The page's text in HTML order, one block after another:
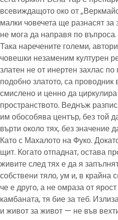
всевиждащото око от
малки човечета ще разнасят
не мога да направя по въпроса.
Така наречените големи,
човешки незаменим културен
златен не от инертен захлас по
подобно златото, са проводник
смислено и ценно да
пространството. Веднъж
им обособява център, без той
върти около тях, без значение
Като с Махалото на Фуко.
щит. Когато отпаднат, остава
живите след тях е да я
собствени тяло, ум и, в крайна
че е друго, а не омраза от
камбаната, тя бие за теб.
и живот за живот — не във